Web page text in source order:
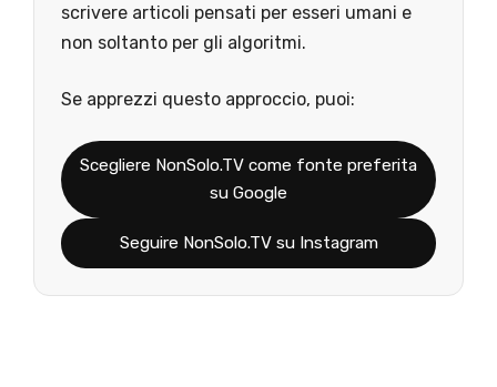
scrivere articoli pensati per esseri umani e
non soltanto per gli algoritmi.
Se apprezzi questo approccio, puoi:
Scegliere NonSolo.TV come fonte preferita
su Google
Seguire NonSolo.TV su Instagram